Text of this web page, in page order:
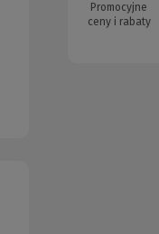
Promocyjne
ceny i rabaty